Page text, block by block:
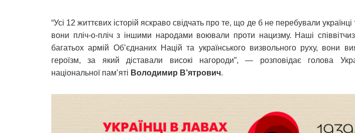
“Усі 12 життєвих історій яскраво свідчать про те, що де б не перебували українці
вони пліч-о-пліч з іншими народами воювали проти нацизму. Наші
багатьох армій Об’єднаних Націй та українського визвольного руху, вони
героїзм, за який діставали високі нагороди”, — розповідає голова
національної пам’яті Володимир В’ятрович.